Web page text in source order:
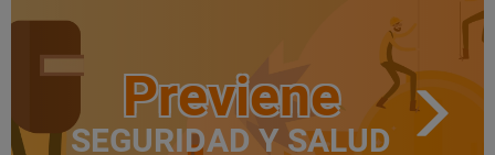
Previene
SEGURIDAD Y SALUD